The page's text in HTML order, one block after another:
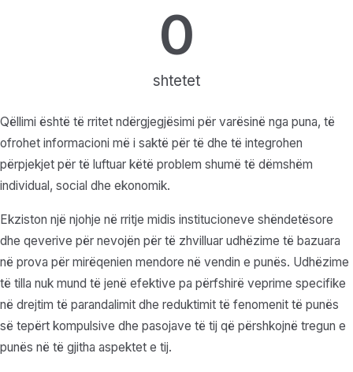
0
shtetet
Qëllimi është të rritet ndërgjegjësimi për varësinë nga puna, të
ofrohet informacioni më i saktë për të dhe të integrohen
përpjekjet për të luftuar këtë problem shumë të dëmshëm
individual, social dhe ekonomik.
Ekziston një njohje në rritje midis institucioneve shëndetësore
dhe qeverive për nevojën për të zhvilluar udhëzime të bazuara
në prova për mirëqenien mendore në vendin e punës. Udhëzime
të tilla nuk mund të jenë efektive pa përfshirë veprime specifike
në drejtim të parandalimit dhe reduktimit të fenomenit të punës
së tepërt kompulsive dhe pasojave të tij që përshkojnë tregun e
punës në të gjitha aspektet e tij.